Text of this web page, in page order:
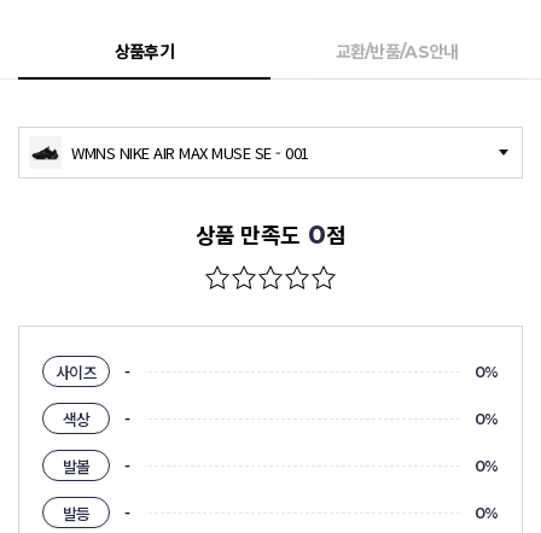
상품후기 교환/반품/AS안내
WMNS NIKE AIR MAX MUSE SE - 001
상품 만족도 0점
사이즈 - 0%
색상 - 0%
발볼 - 0%
발등 - 0%